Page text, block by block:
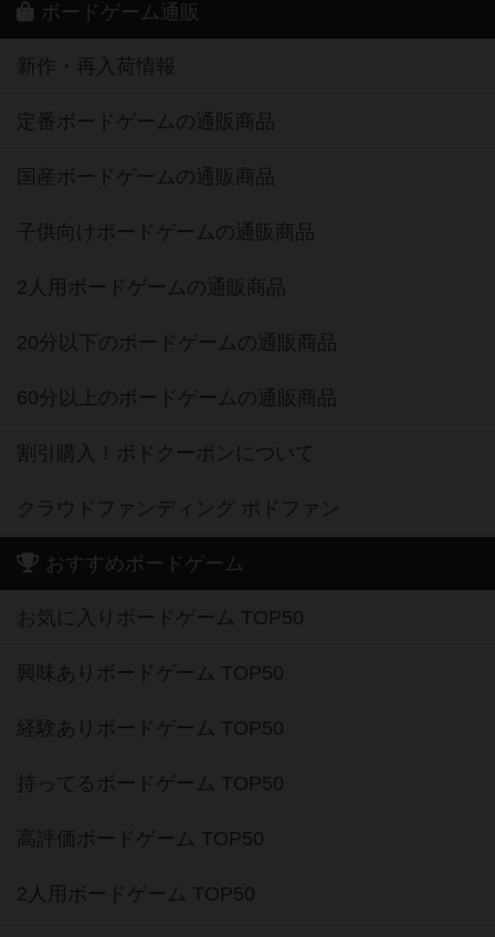
ボードゲーム通販
新作・再入荷情報
定番ボードゲームの通販商品
国産ボードゲームの通販商品
子供向けボードゲームの通販商品
2人用ボードゲームの通販商品
20分以下のボードゲームの通販商品
60分以上のボードゲームの通販商品
割引購入！ボドクーポンについて
クラウドファンディング ボドファン
おすすめボードゲーム
お気に入りボードゲーム TOP50
興味ありボードゲーム TOP50
経験ありボードゲーム TOP50
持ってるボードゲーム TOP50
高評価ボードゲーム TOP50
2人用ボードゲーム TOP50